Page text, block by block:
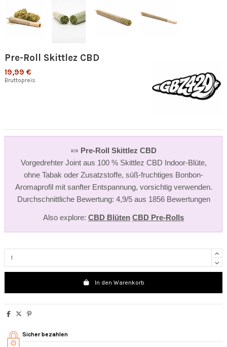
Pre-Roll Skittlez CBD
19,99 €
Bruttopreis
🍬 Pre-Roll Skittlez CBD
Vorgedrehter Joint aus 100 % Skittlez CBD Indoor-Blüte,
ohne Tabak oder Zusatzstoffe, süß-fruchtiges Bonbon-
Aromaprofil mit sanfter Entspannung, vorsichtig verwenden.
Durchschnittliche Bewertung: 4,9/5 aus 1856 Bewertungen
Also explore: CBD Blüten CBD Pre-Rolls
In den Warenkorb
Sicher bezahlen